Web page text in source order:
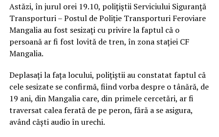
Astăzi, în jurul orei 19.10, polițiștii Serviciului Siguranță
Transporturi – Postul de Poliție Transporturi Feroviare
Mangalia au fost sesizați cu privire la faptul că o
persoană ar fi fost lovită de tren, în zona stației CF
Mangalia.
Deplasați la fața locului, polițiștii au constatat faptul că
cele sesizate se confirmă, fiind vorba despre o tânără, de
19 ani, din Mangalia care, din primele cercetări, ar fi
traversat calea ferată de pe peron, fără a se asigura,
având căști audio în urechi.